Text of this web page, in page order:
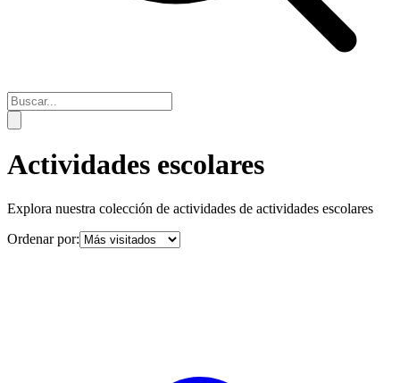
Actividades escolares
Explora nuestra colección de actividades de actividades escolares
Ordenar por: